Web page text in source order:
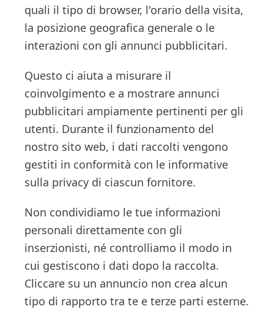
quali il tipo di browser, l'orario della visita,
la posizione geografica generale o le
interazioni con gli annunci pubblicitari.
Questo ci aiuta a misurare il
coinvolgimento e a mostrare annunci
pubblicitari ampiamente pertinenti per gli
utenti. Durante il funzionamento del
nostro sito web, i dati raccolti vengono
gestiti in conformità con le informative
sulla privacy di ciascun fornitore.
Non condividiamo le tue informazioni
personali direttamente con gli
inserzionisti, né controlliamo il modo in
cui gestiscono i dati dopo la raccolta.
Cliccare su un annuncio non crea alcun
tipo di rapporto tra te e terze parti esterne.